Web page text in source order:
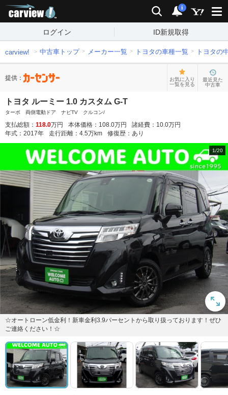
検索 通知
i
ログイン ID新規取得
carview! 中古車トップ メーカー一覧 トヨタの車種一覧 トヨタの
提供：
お気に入り
一覧を見る
最近見た
中古車
トヨタ ルーミー 1.0 カスタム G-T
ターボ 両側電動ドア ナビTV クルコン/
支払総額： 118.0万円 本体価格： 108.0万円 諸経費： 10.0万円
年式： 2017年 走行距離： 4.5万km 修復歴： あり
1/20
☆オートローン低金利！新車金利3.9パーセントから取り扱っております！ぜひ
ご連絡ください！☆